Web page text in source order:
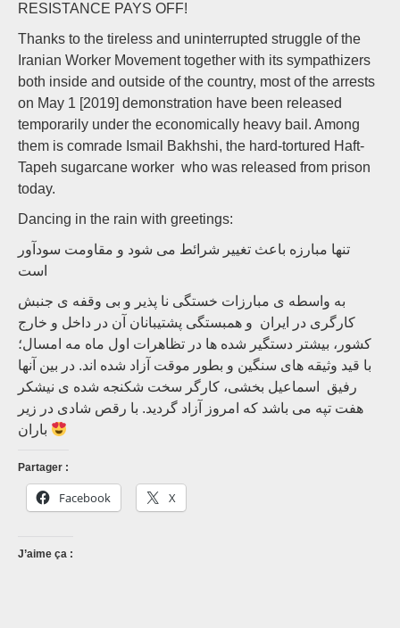
RESISTANCE PAYS OFF!
Thanks to the tireless and uninterrupted struggle of the
Iranian Worker Movement together with its sympathizers
both inside and outside of the country, most of the arrests
on May 1 [2019] demonstration have been released
temporarily under the economically heavy bail. Among
them is comrade Ismail Bakhshi, the hard-tortured Haft-
Tapeh sugarcane worker who was released from prison
today.
Dancing in the rain with greetings:
تنها مبارزه باعث تغییر شرائط می شود و مقاومت سودآور
است
به واسطه ی مبارزات خستگی نا پذیر و بی وقفه ی جنبش
کارگری در ایران و همبستگی پشتیبانان آن در داخل و خارج
کشور، بیشتر دستگیر شده ها در تظاهرات اول ماه مه امسال؛
با قید وثیقه های سنگین و بطور موقت آزاد شده اند. در بین آنها
رفیق اسماعیل بخشی، کارگر سخت شکنجه شده ی نیشکر
هفت تپه می باشد که امروز آزاد گردید. با رقص شادی در زیر
Partager :
Facebook X
J’aime ça :